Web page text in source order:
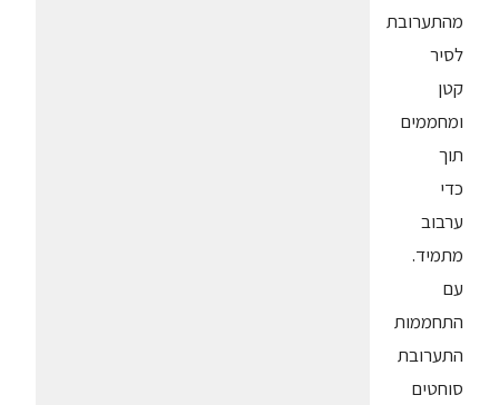
מהתערובת
לסיר
קטן
ומחממים
תוך
כדי
ערבוב
מתמיד.
עם
התחממות
התערובת
סוחטים